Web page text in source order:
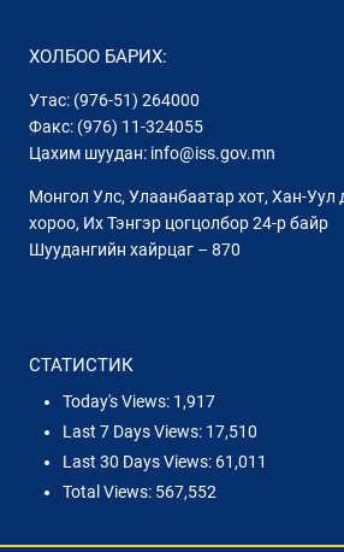
ХОЛБОО БАРИХ:
Утас: (976-51) 264000
Факс: (976) 11-324055
Цахим шуудан: info@iss.gov.mn
Монгол Улс, Улаанбаатар хот, Хан-Уул
хороо, Их Тэнгэр цогцолбор 24-р байр
Шуудангийн хайрцаг – 870
СТАТИСТИК
Today's Views: 1,917
Last 7 Days Views: 17,510
Last 30 Days Views: 61,011
Total Views: 567,552